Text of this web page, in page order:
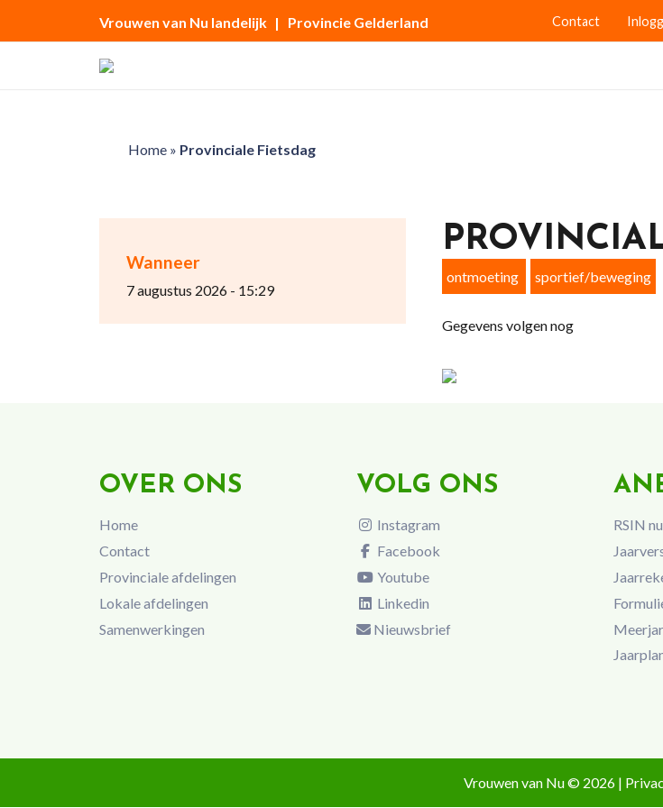
Vrouwen van Nu landelijk | Provincie Gelderland Contact
Home» Provinciale Fietsdag
Wanneer
7 augustus 2026 - 15:29
ontmoeting sportief/beweging
Gegevens volgen nog
OVER ONS
Home
Contact
Provinciale afdelingen
Lokale afdelingen
Samenwerkingen
VOLG ONS
Instagram
Facebook
Youtube
Linkedin
Nieuwsbrief
RSIN
Vrouwen van Nu © 2026 |